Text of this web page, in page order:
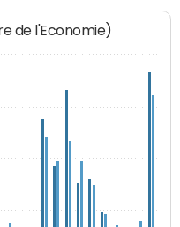
de l'Economie)